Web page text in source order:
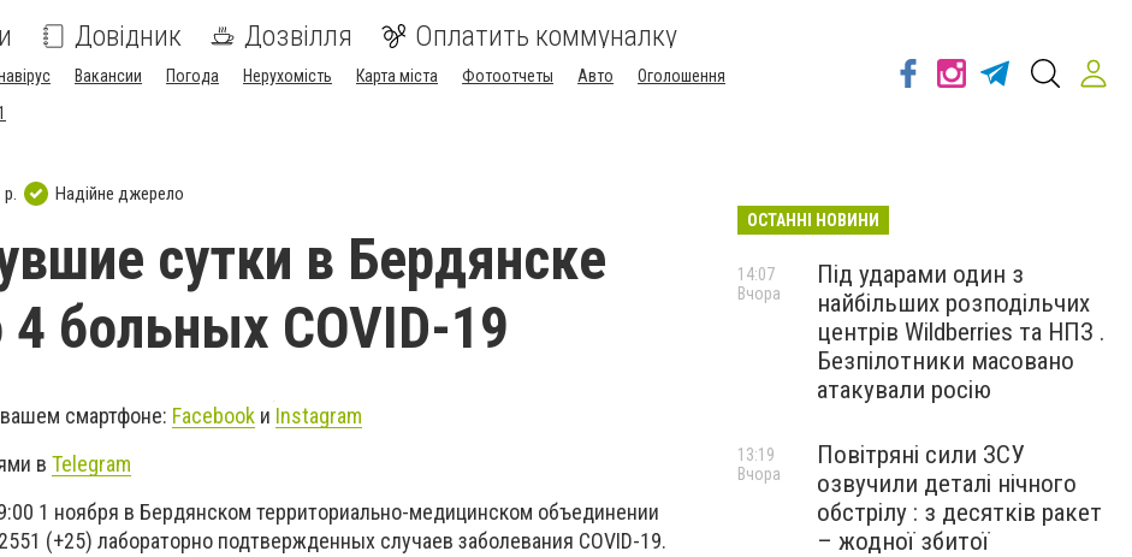
Довідник Дозвілля Оплатить коммуналку
Вакансии Погода Нерухомість Карта міста Фотоотчеты Авто
Оголошення
Надійне джерело
сутки в Бердянске
больных COVID-19
смартфоне: Facebook и Instagram
в Telegram
1 ноября в Бердянском территориально-медицинском объединении
(+25) лабораторно подтвержденных случаев заболевания COVID-19.
ОСТАННІ НОВИНИ
Під ударами один з
найбільших розподільчих
центрів Wildberries та НПЗ .
Безпілотники масовано
атакували росію
14:07
Вчора
Повітряні сили ЗСУ
озвучили деталі нічного
обстрілу : з десятків ракет
– жодної збитої
13:19
Вчора